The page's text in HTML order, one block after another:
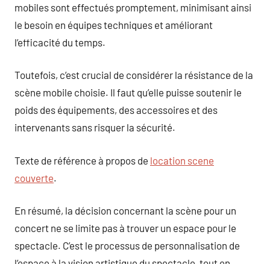
mobiles sont effectués promptement, minimisant ainsi
le besoin en équipes techniques et améliorant
l’efficacité du temps.
Toutefois, c’est crucial de considérer la résistance de la
scène mobile choisie. Il faut qu’elle puisse soutenir le
poids des équipements, des accessoires et des
intervenants sans risquer la sécurité.
Texte de référence à propos de location scene
couverte.
En résumé, la décision concernant la scène pour un
concert ne se limite pas à trouver un espace pour le
spectacle. C’est le processus de personnalisation de